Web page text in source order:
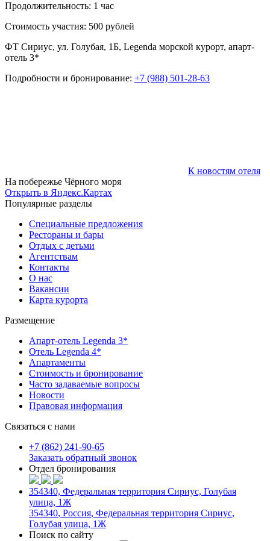
Продолжительность: 1 час
Стоимость участия: 500 рублей
ФТ Сириус, ул. Голубая, 1Б, Legenda морской курорт, апарт-
отель 3*
Подробности и бронирование: +7 (988) 501-28-63
К новостям отеля
На побережье Чёрного моря
Открыть в Яндекс.Картах
Популярные разделы
Специальные предложения
Рестораны и бары
Отдых с детьми
Агентствам
Контакты
О нас
Вакансии
Карта курорта
Размещение
Апарт-отель Legenda 3*
Отель Legenda 4*
Апартаменты
Стоимость и бронирование
Часто задаваемые вопросы
Новости
Правовая информация
Связаться с нами
+7 (862) 241-90-65
Заказать обратный звонок
Отдел бронирования
354340, Федеральная территория Сириус, Голубая
улица, 1Ж
354340, Россия, Федеральная территория Сириус,
Голубая улица, 1Ж
Поиск по сайту